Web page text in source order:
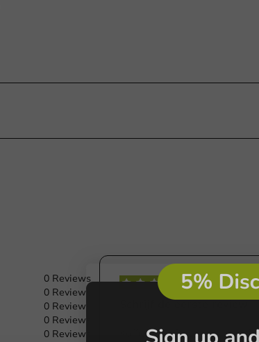
0 Reviews
0 Reviews
0 Reviews
0 Reviews
0 Reviews
Schrijf de eerste review
Koffiebeker Dubbelwandig